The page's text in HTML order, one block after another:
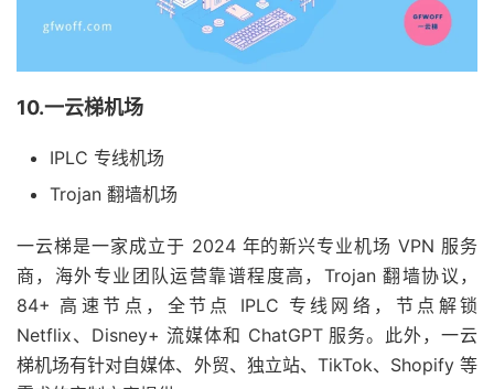
10.一云梯机场
IPLC 专线机场
Trojan 翻墙机场
一云梯是一家成立于 2024 年的新兴专业机场 VPN 服务
商，海外专业团队运营靠谱程度高，Trojan 翻墙协议，
84+ 高速节点，全节点 IPLC 专线网络，节点解锁
Netflix、Disney+ 流媒体和 ChatGPT 服务。此外，一云
梯机场有针对自媒体、外贸、独立站、TikTok、Shopify 等